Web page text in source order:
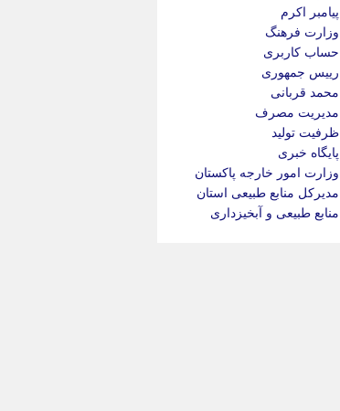
پیامبر اکرم
وزارت فرهنگ
حساب کاربری
رییس جمهوری
محمد قربانی
مدیریت مصرف
ظرفیت تولید
پایگاه خبری
وزارت امور خارجه پاکستان
مدیرکل منابع طبیعی استان
منابع طبیعی و آبخیزداری